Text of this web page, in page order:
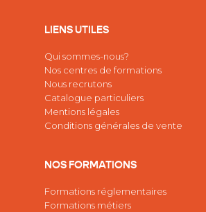
LIENS UTILES
Qui sommes-nous?
Nos centres de formations
Nous recrutons
Catalogue particuliers
Mentions légales
Conditions générales de vente
NOS FORMATIONS
Formations réglementaires
Formations métiers